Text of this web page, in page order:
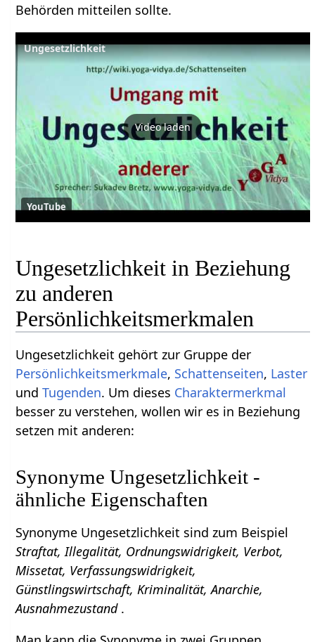
Behörden mitteilen sollte.
Ungesetzlichkeit
Video laden
YouTube
Ungesetzlichkeit in Beziehung
zu anderen
Persönlichkeitsmerkmalen
Ungesetzlichkeit gehört zur Gruppe der
Persönlichkeitsmerkmale, Schattenseiten, Laster
undTugenden. Um dieses Charaktermerkmal
besser zu verstehen, wollen wir es in Beziehung
setzen mit anderen:
Synonyme Ungesetzlichkeit -
ähnliche Eigenschaften
Synonyme Ungesetzlichkeit sind zum Beispiel
Straftat, Illegalität, Ordnungswidrigkeit, Verbot,
Missetat, Verfassungswidrigkeit,
Günstlingswirtschaft, Kriminalität, Anarchie,
Ausnahmezustand .